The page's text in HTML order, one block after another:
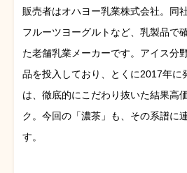
販売者はオハヨー乳業株式会社。同
フルーツヨーグルトなど、乳製品で
た老舗乳業メーカーです。アイス分
品を投入しており、とくに2017年に
は、徹底的にこだわり抜いた結果高
ク。今回の「濃茶」も、その系譜に
す。